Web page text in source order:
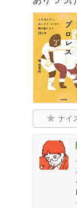
ナイ